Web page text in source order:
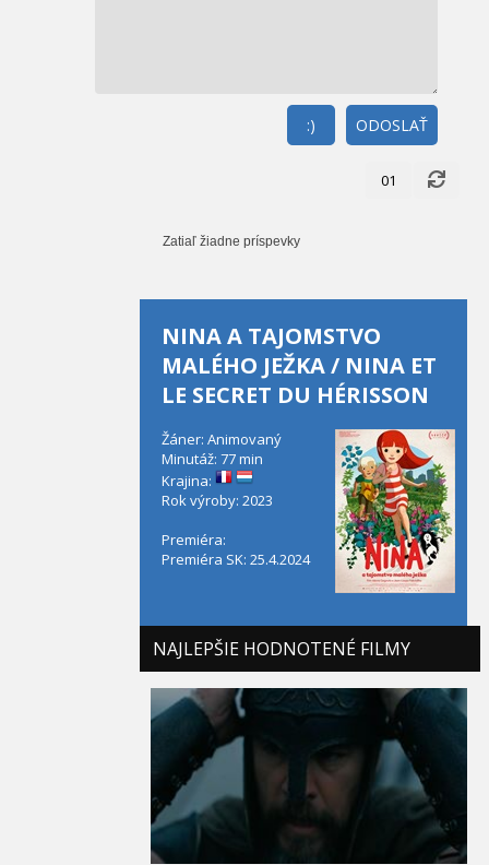
ODOSLAŤ
:)
01
Zatiaľ žiadne príspevky
NINA A TAJOMSTVO
MALÉHO JEŽKA / NINA ET
LE SECRET DU HÉRISSON
Žáner: Animovaný
Minutáž: 77 min
Krajina:
Rok výroby: 2023
Premiéra:
Premiéra SK: 25.4.2024
NAJLEPŠIE HODNOTENÉ FILMY